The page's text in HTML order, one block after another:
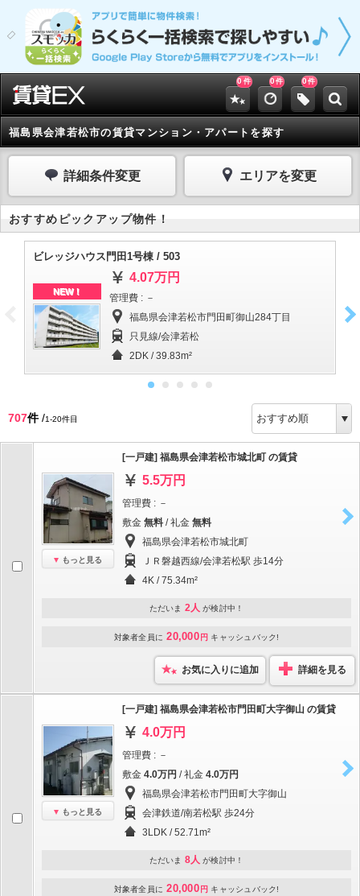
0 件 0件 0件
福島県会津若松市の賃貸マンション・アパートを探す
詳細条件変更 エリアを変更
おすすめピックアップ物件！
ビレッジハウス門田1号棟 / 503
NEW！
4.07万円
管理費 : －
福島県会津若松市門田町御山284丁目
只見線/会津若松
2DK / 39.83m²
707件/1-20件目
もっと見る
[一戸建] 福島県会津若松市城北町 の賃貸
5.5万円
管理費 : －
敷金 無料 / 礼金 無料
福島県会津若松市城北町
ＪＲ磐越西線/会津若松駅 歩14分
4K / 75.34m²
ただいま 2人 が検討中！
対象者全員に 20,000 円 キャッシュバック!
お気に入りに追加 詳細を見る
もっと見る
[一戸建] 福島県会津若松市門田町大字御山 の賃貸
4.0万円
管理費 : －
敷金 4.0万円 / 礼金 4.0万円
福島県会津若松市門田町大字御山
会津鉄道/南若松駅 歩24分
3LDK / 52.71m²
ただいま 8人 が検討中！
対象者全員に 20,000 円 キャッシュバック!